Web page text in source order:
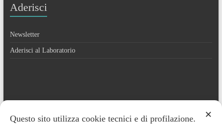
Aderisci
Newsletter
Aderisci al Laboratorio
Contatti ✕
Questo sito utilizza cookie tecnici e di profilazione.